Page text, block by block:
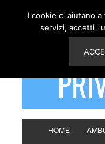
HOME
I cookie ci aiutano
servizi, accetti